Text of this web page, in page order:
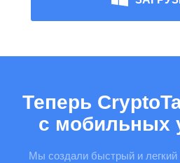
Теперь
с мобильных
Мы создали быстрый и